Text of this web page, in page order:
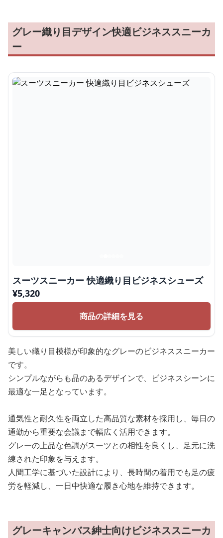
グレー織り目デザイン快適ビジネススニーカ
ー
スーツスニーカー 快適織り目ビジネスシューズ
¥5,320
商品の詳細を見る
美しい織り目模様が印象的なグレーのビジネススニーカー
です。
シンプルながらも品のあるデザインで、ビジネスシーンに
最適な一足となっています。
通気性と耐久性を両立した高品質な素材を採用し、毎日の
通勤から重要な会議まで幅広く活用できます。
グレーの上品な色調がスーツとの相性を良くし、足元に洗
練された印象を与えます。
人間工学に基づいた設計により、長時間の着用でも足の疲
労を軽減し、一日中快適な履き心地を維持できます。
グレーキャンバス紳士向けビジネススニーカ